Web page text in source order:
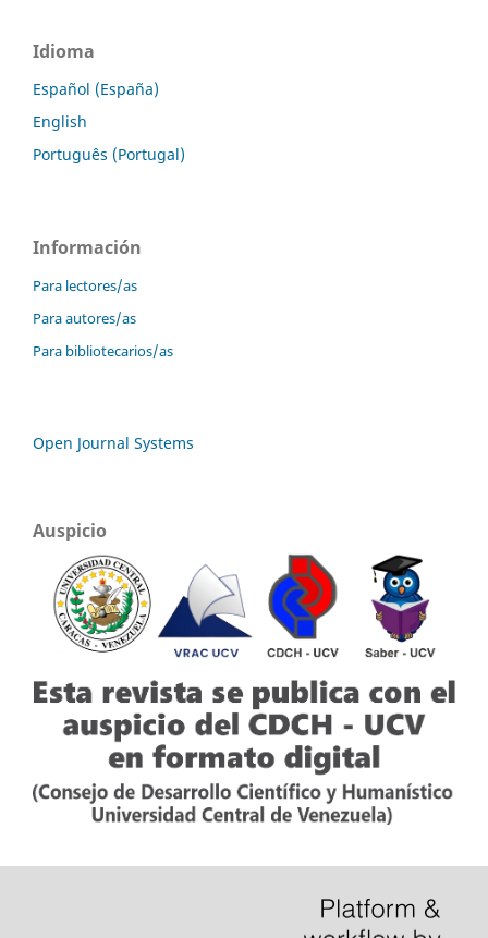
Idioma
Español (España)
English
Português (Portugal)
Información
Para lectores/as
Para autores/as
Para bibliotecarios/as
Open Journal Systems
Auspicio